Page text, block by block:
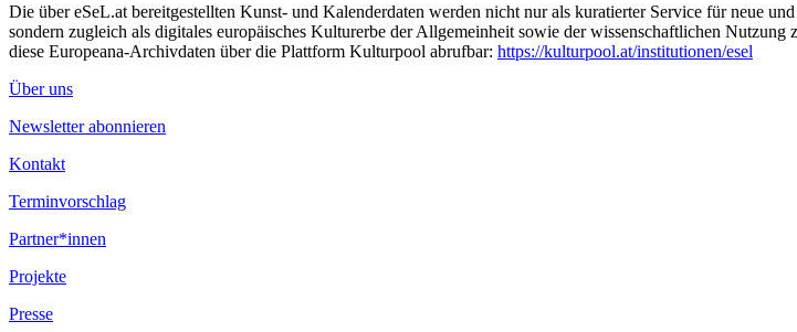
Die über eSeL.at bereitgestellten Kunst- und Kalenderdaten werden nicht nur als kuratierter Service für neue
sondern zugleich als digitales europäisches Kulturerbe der Allgemeinheit sowie der wissenschaftlichen Nutzung
diese Europeana-Archivdaten über die Plattform Kulturpool abrufbar: https://kulturpool.at/institutionen/esel
Über uns
Newsletter abonnieren
Kontakt
Terminvorschlag
Partner*innen
Projekte
Presse